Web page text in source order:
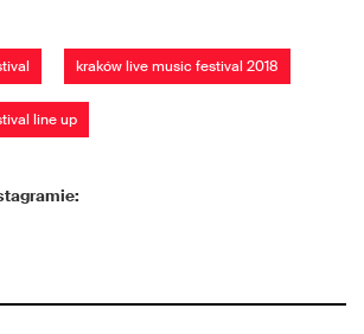
kraków live music festival 2018
line up